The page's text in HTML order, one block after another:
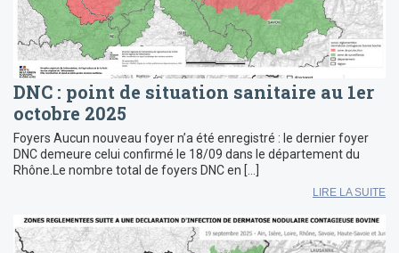
DNC : point de situation sanitaire au 1er
octobre 2025
Foyers Aucun nouveau foyer n’a été enregistré : le dernier foyer
DNC demeure celui confirmé le 18/09 dans le département du
Rhône.Le nombre total de foyers DNC en […]
LIRE LA SUITE